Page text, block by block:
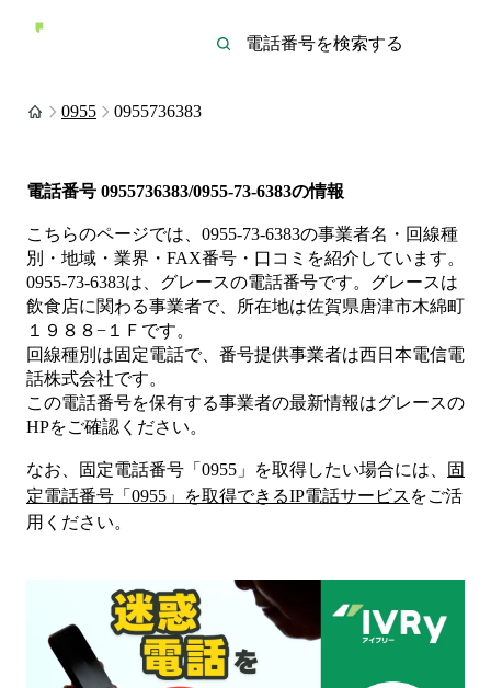
0955 0955736383
電話番号 0955736383/0955-73-6383の情報
こちらのページでは、 0955-73-6383の事業者名・回線種
別・地域・業界・FAX番号・口コミを紹介しています。
0955-73-6383は、 グレースの電話番号です。 グレースは
飲食店に関わる事業者で、所在地は佐賀県唐津市木綿町
１９８８−１Ｆ です。
回線種別は固定電話で、番号提供事業者は西日本電信電
話株式会社です。
この電話番号を保有する事業者の最新情報はグレースの
HPをご確認ください。
なお、固定電話番号「 0955 」を取得したい場合には、
固
定電話番号「 0955 」を取得できるIP電話サービス をご活
用ください。